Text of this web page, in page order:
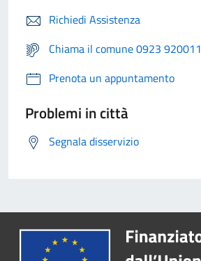
Richiedi Assistenza
Chiama il comune 0923 920011
Prenota un appuntamento
Problemi in città
Segnala disservizio